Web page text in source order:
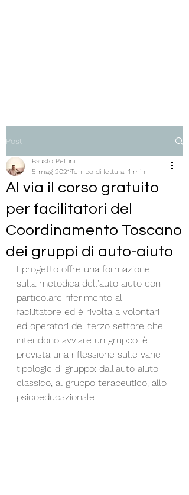
Post
Al via il corso gratuito
per facilitatori del
Coordinamento Toscano
dei gruppi di auto-aiuto
Fausto Petrini
5 mag 2021Tempo di lettura: 1 min
I progetto offre una formazione
sulla metodica dell'auto aiuto con
particolare riferimento al
facilitatore ed è rivolta a volontari
ed operatori del terzo settore che
intendono avviare un gruppo. è
prevista una riflessione sulle varie
tipologie di gruppo: dall'auto aiuto
classico, al gruppo terapeutico, allo
psicoeducazionale.